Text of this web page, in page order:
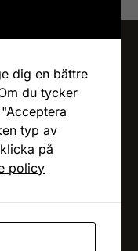
dig en bättre
du tycker
typ av
på
policy